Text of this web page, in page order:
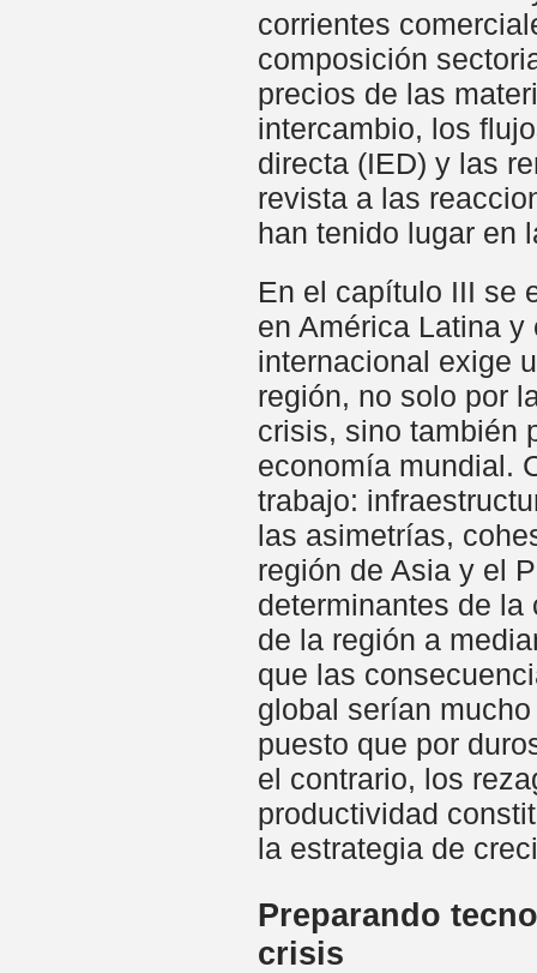
corrientes
composición
precios de las
intercambio, los
directa (IED) y las
revista a las
han tenido lugar en
En el capítulo III se
en América Latina
internacional exige
región, no solo por
crisis, sino también
economía mundial.
trabajo:
las asimetrías,
región de Asia y el
determinantes de
de la región a
que las
global serían
puesto que por
el contrario, los
productividad
la estrategia de
Preparando
crisis